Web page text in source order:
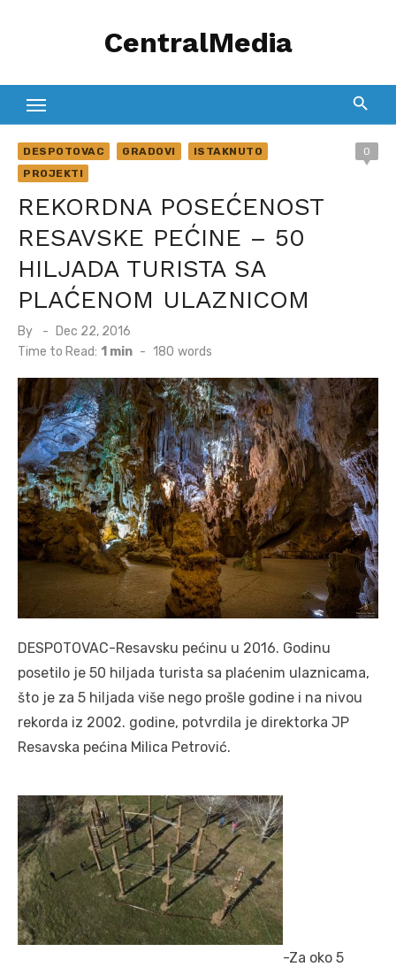
CentralMedia
DESPOTOVAC GRADOVI
ISTAKNUTO
PROJEKTI
0
REKORDNA POSEĆENOST
RESAVSKE PEĆINE – 50
HILJADA TURISTA SA
PLAĆENOM ULAZNICOM
By
Posted
on
Dec 22, 2016
Time to Read: 1 min - 180 words
DESPOTOVAC-Resavsku pećinu u 2016. Godinu
posetilo je 50 hiljada turista sa plaćenim ulaznicama,
što je za 5 hiljada više nego prošle godine i na nivou
rekorda iz 2002. godine, potvrdila je direktorka JP
Resavska pećina Milica Petrović.
-Za oko 5